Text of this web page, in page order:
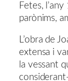
Fetes,
parònims,
L’obra de
extensa i
la vessant